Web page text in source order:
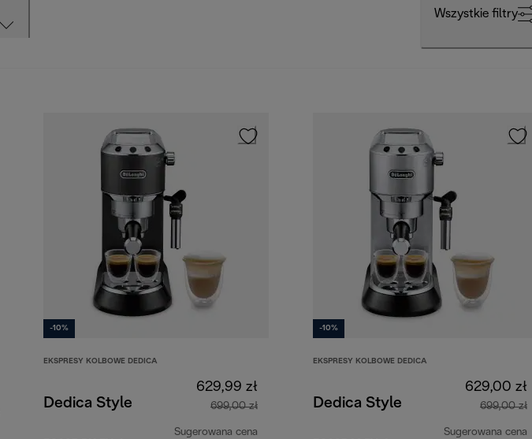
Wszystkie filtry
-10%
EKSPRESY KOLBOWE DEDICA
Dedica Style
629,99 zł
699,00 zł
Sugerowana cena
-10%
EKSPRESY KOLBOWE DEDICA
Dedica Style
629,00 zł
699,00 zł
Sugerowana cena